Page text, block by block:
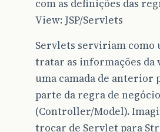
com as definições das
View: JSP/Servlets
Servlets serviriam como
tratar as informações da
uma camada de anterior
parte da regra de negócio
(Controller/Model).
trocar de Servlet para